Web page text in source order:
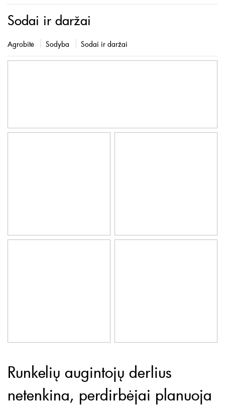
Sodai ir daržai
Agrobitė Sodyba Sodai ir daržai
Runkelių augintojų derlius
netenkina, perdirbėjai planuoja